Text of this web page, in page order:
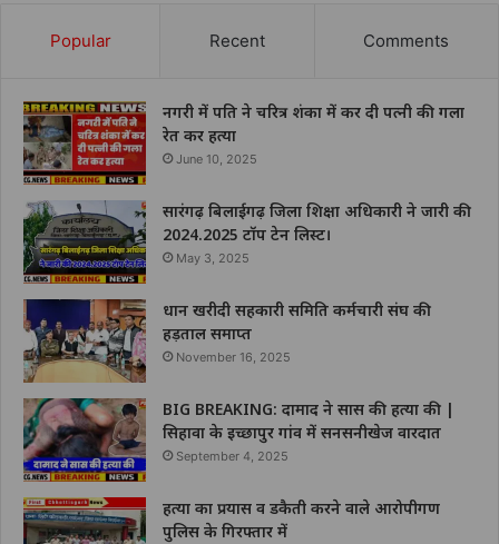
Popular Recent Comments
नगरी में पति ने चरित्र शंका में कर दी पत्नी की गला
रेत कर हत्या
June 10, 2025
सारंगढ़ बिलाईगढ़ जिला शिक्षा अधिकारी ने जारी की
2024.2025 टॉप टेन लिस्ट।
May 3, 2025
धान खरीदी सहकारी समिति कर्मचारी संघ की
हड़ताल समाप्त
November 16, 2025
BIG BREAKING: दामाद ने सास की हत्या की |
सिहावा के इच्छापुर गांव में सनसनीखेज वारदात
September 4, 2025
हत्या का प्रयास व डकैती करने वाले आरोपीगण
पुलिस के गिरफ्तार में